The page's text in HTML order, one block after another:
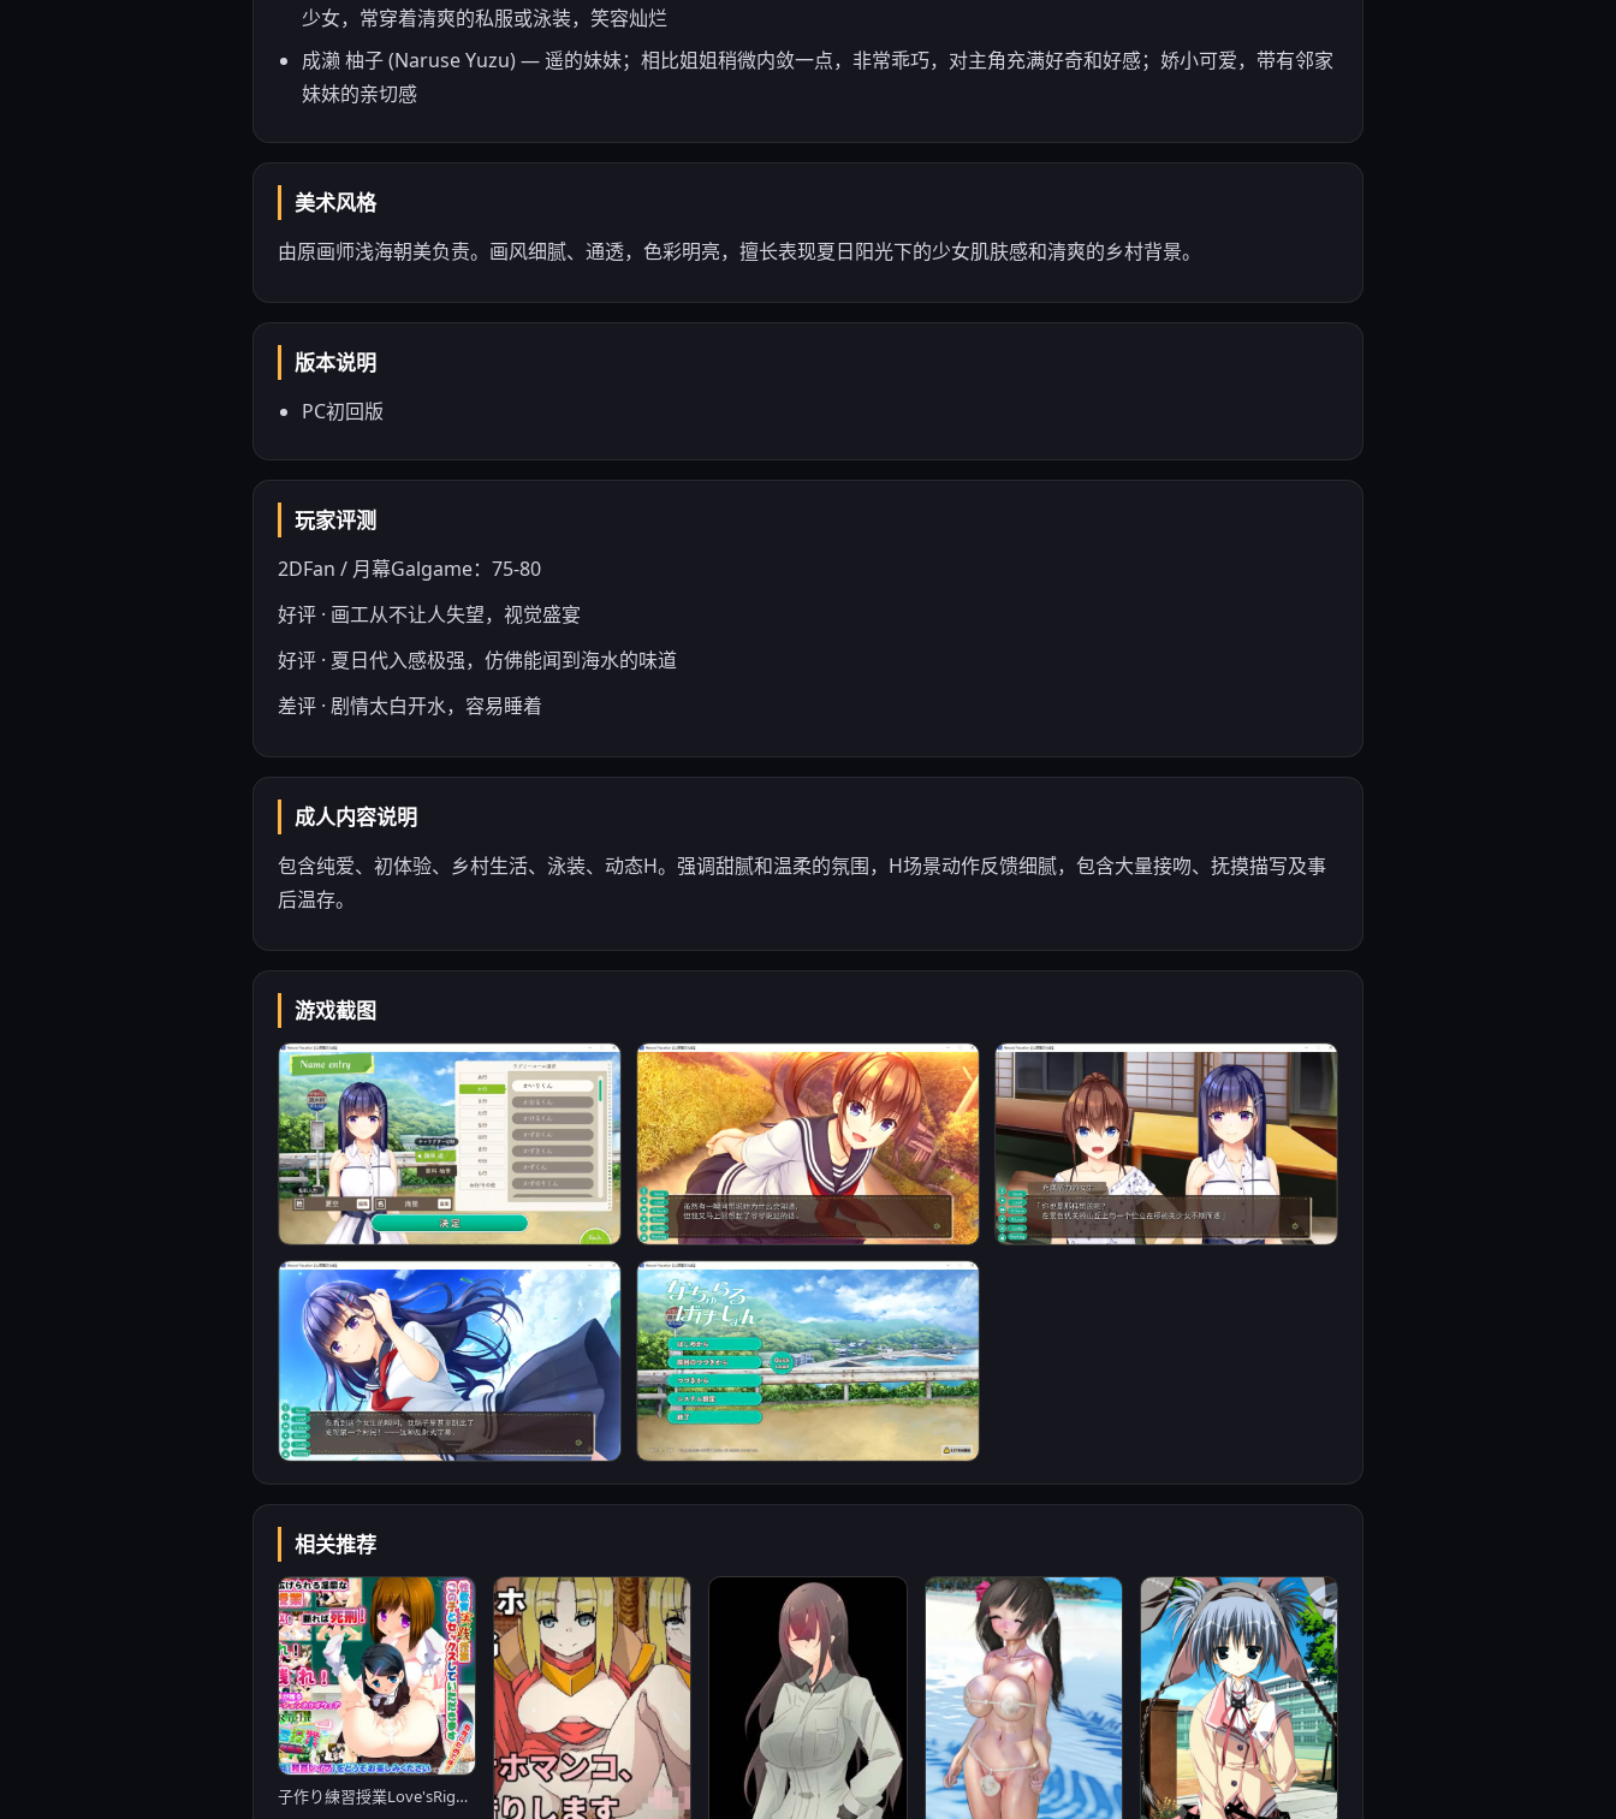
少女，常穿着清爽的私服或泳装，笑容灿烂
成濑 柚子 (Naruse Yuzu) — 遥的妹妹；相比姐姐稍微内敛一点，非常乖巧，对主角充满好奇和好感；娇小可爱，带有邻家
妹妹的亲切感
美术风格
由原画师浅海朝美负责。画风细腻、通透，色彩明亮，擅长表现夏日阳光下的少女肌肤感和清爽的乡村背景。
版本说明
PC初回版
玩家评测
2DFan / 月幕Galgame：75-80
好评 · 画工从不让人失望，视觉盛宴
好评 · 夏日代入感极强，仿佛能闻到海水的味道
差评 · 剧情太白开水，容易睡着
成人内容说明
包含纯爱、初体验、乡村生活、泳装、动态H。强调甜腻和温柔的氛围，H场景动作反馈细腻，包含大量接吻、抚摸描写及事
后温存。
游戏截图
相关推荐
子作り練習授業Love'sRightセックスしないと即死刑